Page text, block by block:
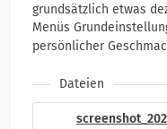
grundsätzlich etwas
Menüs
persönlicher
Dateien